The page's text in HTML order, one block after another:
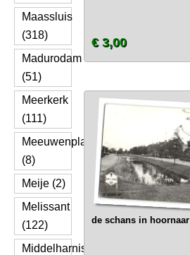
Maassluis
(318)
Madurodam
(51)
Meerkerk
(111)
Meeuwenplaat
(8)
Meije (2)
Melissant
(122)
Middelharnis
€ 3,00
de schans in hoornaar